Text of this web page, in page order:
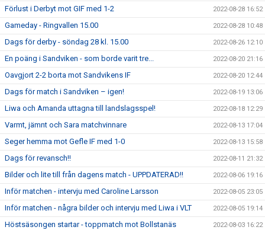
Förlust i Derbyt mot GIF med 1-2 2022-08-28 16:52
Gameday - Ringvallen 15.00 2022-08-28 10:48
Dags för derby - söndag 28 kl. 15.00 2022-08-26 12:10
En poäng i Sandviken - som borde varit tre... 2022-08-20 21:16
Oavgjort 2-2 borta mot Sandvikens IF 2022-08-20 12:44
Dags för match i Sandviken – igen! 2022-08-19 13:06
Liwa och Amanda uttagna till landslagsspel! 2022-08-18 12:29
Varmt, jämnt och Sara matchvinnare 2022-08-13 17:04
Seger hemma mot Gefle IF med 1-0 2022-08-13 15:58
Dags för revansch!! 2022-08-11 21:32
Bilder och lite till från dagens match - UPPDATERAD!! 2022-08-06 19:16
Inför matchen - intervju med Caroline Larsson 2022-08-05 23:05
Inför matchen - några bilder och intervju med Liwa i VLT 2022-08-05 19:14
Höstsäsongen startar - toppmatch mot Bollstanäs 2022-08-03 16:22